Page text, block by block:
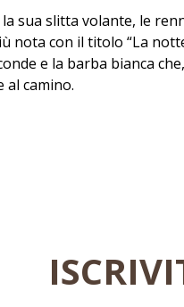
sua slitta volante, le
nota con il titolo “La
e la barba bianca
al camino.